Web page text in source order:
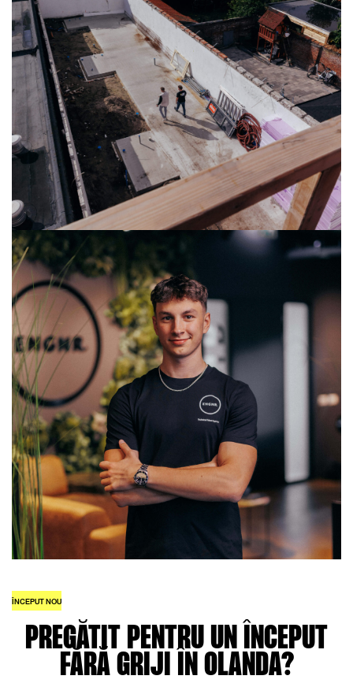
ÎNCEPUT NOU
PREGĂTIT PENTRU UN ÎNCEPUT
FĂRĂ GRIJI ÎN OLANDA?